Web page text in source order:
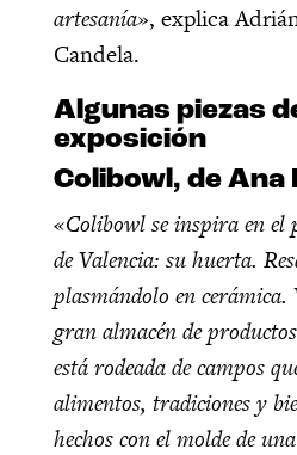
artesanía», explica
Candela.
Algunas piezas
exposición
Colibowl, de Ana
«Colibowl se inspira en el
de Valencia: su huerta.
plasmándolo en cerámica.
gran almacén de
está rodeada de campos
alimentos, tradiciones y
hechos con el molde de